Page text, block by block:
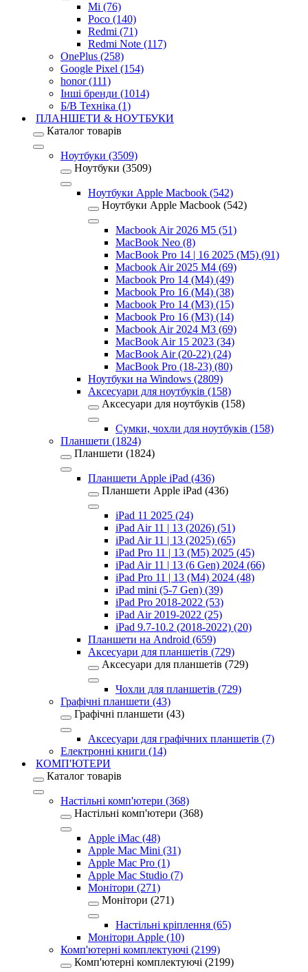
Mi (76)
Poco (140)
Redmi (71)
Redmi Note (117)
OnePlus (258)
Google Pixel (154)
honor (111)
Інші бренди (1014)
Б/В Техніка (1)
ПЛАНШЕТИ & НОУТБУКИ
Каталог товарів
Ноутбуки (3509)
Ноутбуки (3509)
Ноутбуки Apple Macbook (542)
Ноутбуки Apple Macbook (542)
Macbook Air 2026 M5 (51)
MacBook Neo (8)
MacBook Pro 14 | 16 2025 (M5) (91)
Macbook Air 2025 M4 (69)
Macbook Pro 14 (M4) (49)
Macbook Pro 16 (M4) (38)
Macbook Pro 14 (M3) (15)
Macbook Pro 16 (M3) (14)
Macbook Air 2024 M3 (69)
MacBook Air 15 2023 (34)
MacBook Air (20-22) (24)
MacBook Pro (18-23) (80)
Ноутбуки на Windows (2809)
Аксесуари для ноутбуків (158)
Аксесуари для ноутбуків (158)
Сумки, чохли для ноутбуків (158)
Планшети (1824)
Планшети (1824)
Планшети Apple iPad (436)
Планшети Apple iPad (436)
iPad 11 2025 (24)
iPad Air 11 | 13 (2026) (51)
iPad Air 11 | 13 (2025) (65)
iPad Pro 11 | 13 (M5) 2025 (45)
iPad Air 11 | 13 (6 Gen) 2024 (66)
iPad Pro 11 | 13 (M4) 2024 (48)
iPad mini (5-7 Gen) (39)
iPad Pro 2018-2022 (53)
iPad Air 2019-2022 (25)
iPad 9.7-10.2 (2018-2022) (20)
Планшети на Android (659)
Аксесуари для планшетів (729)
Аксесуари для планшетів (729)
Чохли для планшетів (729)
Графічні планшети (43)
Графічні планшети (43)
Аксесуари для графічних планшетів (7)
Електронні книги (14)
КОМП'ЮТЕРИ
Каталог товарів
Настільні комп'ютери (368)
Настільні комп'ютери (368)
Apple iMac (48)
Apple Mac Mini (31)
Apple Mac Pro (1)
Apple Mac Studio (7)
Монітори (271)
Монітори (271)
Настільні кріплення (65)
Монітори Apple (10)
Комп'ютерні комплектуючі (2199)
Комп'ютерні комплектуючі (2199)